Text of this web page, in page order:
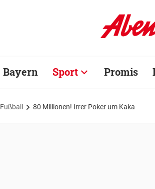
Bayern Sport Promis
Fußball 80 Millionen! Irrer Poker um Kaka